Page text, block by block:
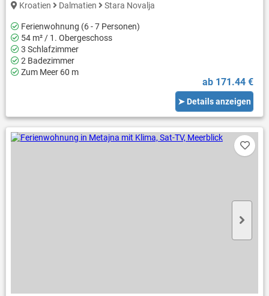
Kroatien Dalmatien Stara Novalja
Ferienwohnung (6 - 7 Personen)
54 m² / 1. Obergeschoss
3 Schlafzimmer
2 Badezimmer
Zum Meer 60 m
ab 171.44 €
➤ Details anzeigen